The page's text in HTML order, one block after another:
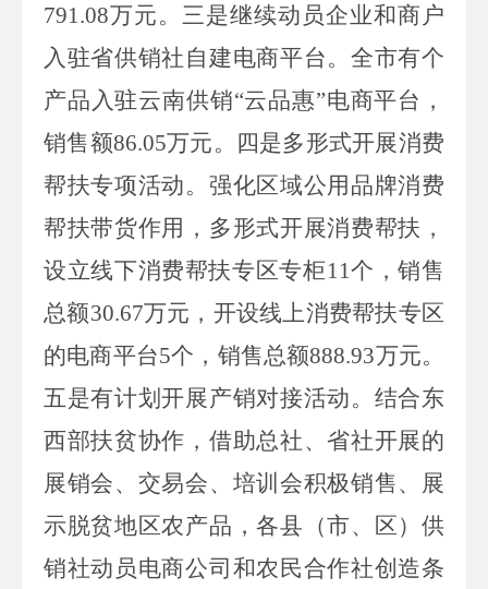
791.08万元。三是继续动员企业和商户
入驻省供销社自建电商平台。全市有个
产品入驻云南供销“云品惠”电商平台，
销售额86.05万元。四是多形式开展消费
帮扶专项活动。强化区域公用品牌消费
帮扶带货作用，多形式开展消费帮扶，
设立线下消费帮扶专区专柜11个，销售
总额30.67万元，开设线上消费帮扶专区
的电商平台5个，销售总额888.93万元。
五是有计划开展产销对接活动。结合东
西部扶贫协作，借助总社、省社开展的
展销会、交易会、培训会积极销售、展
示脱贫地区农产品，各县（市、区）供
销社动员电商公司和农民合作社创造条